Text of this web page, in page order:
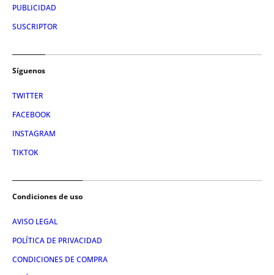
PUBLICIDAD
SUSCRIPTOR
Síguenos
TWITTER
FACEBOOK
INSTAGRAM
TIKTOK
Condiciones de uso
AVISO LEGAL
POLÍTICA DE PRIVACIDAD
CONDICIONES DE COMPRA